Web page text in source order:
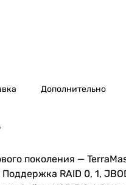
Дополнительно
поколения —
RAID 0, 1,